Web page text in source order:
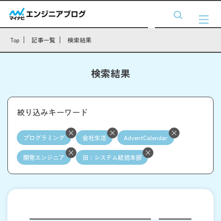
Top 記事一覧 検索結果
検索結果
絞り込みキーワード
プログラミング 会社生活 AdventCalendar
開発エンジニア 旧：システム統括本部